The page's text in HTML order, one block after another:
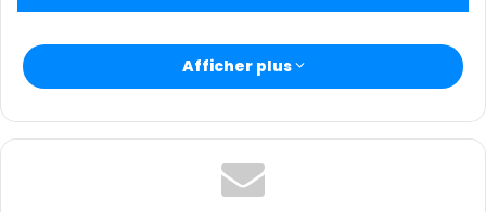
Afficher plus